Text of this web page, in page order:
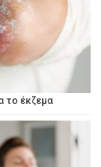
το έκζεμα